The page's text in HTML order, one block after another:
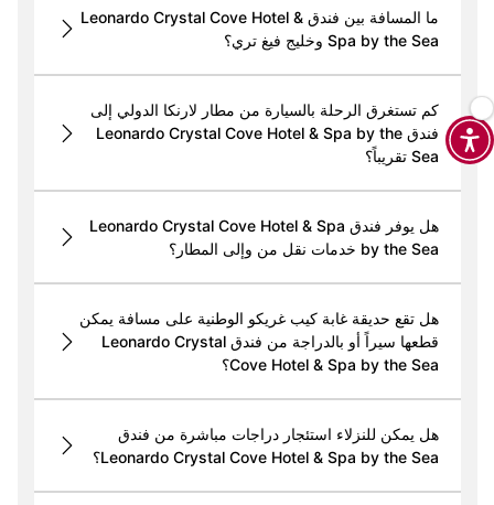
ما المسافة بين فندق Leonardo Crystal Cove Hotel &
Spa by the Sea وخليج فيغ تري؟
كم تستغرق الرحلة بالسيارة من مطار لارنكا الدولي إلى
فندق Leonardo Crystal Cove Hotel & Spa by the
Sea تقريباً؟
هل يوفر فندق Leonardo Crystal Cove Hotel & Spa
by the Sea خدمات نقل من وإلى المطار؟
هل تقع حديقة غابة كيب غريكو الوطنية على مسافة يمكن
قطعها سيراً أو بالدراجة من فندق Leonardo Crystal
Cove Hotel & Spa by the Sea؟
هل يمكن للنزلاء استئجار دراجات مباشرة من فندق
Leonardo Crystal Cove Hotel & Spa by the Sea؟